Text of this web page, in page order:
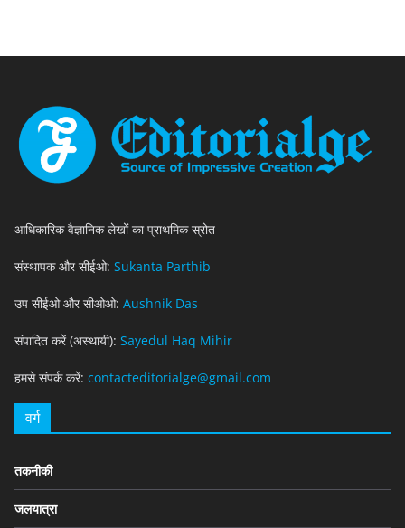
आधिकारिक वैज्ञानिक लेखों का प्राथमिक स्रोत
संस्थापक और सीईओ: Sukanta Parthib
उप सीईओ और सीओओ: Aushnik Das
संपादित करें (अस्थायी): Sayedul Haq Mihir
हमसे संपर्क करें: contacteditorialge@gmail.com
वर्ग
तकनीकी
जलयात्रा